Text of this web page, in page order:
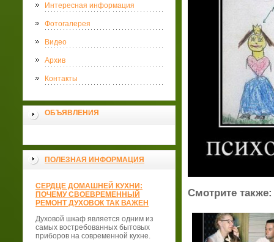
Интересная информация
Фотогалерея
Видео
Архив
Контакты
ОБЪЯВЛЕНИЯ
ПОЛЕЗНАЯ ИНФОРМАЦИЯ
СЕРДЦЕ ДОМАШНЕЙ КУХНИ:
ПОЧЕМУ СВОЕВРЕМЕННЫЙ
РЕМОНТ ДУХОВОК ТАК ВАЖЕН
Духовой шкаф является одним из
самых востребованных бытовых
приборов на современной кухне.
Смотрите также: